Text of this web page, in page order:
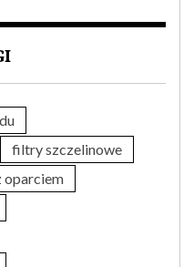
filtry szczelinowe
oparciem